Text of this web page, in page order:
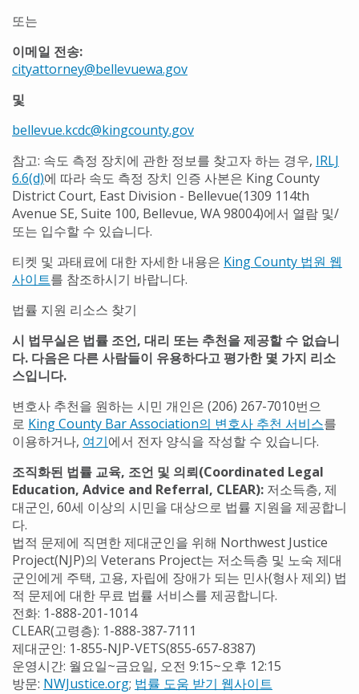
또는
이메일 전송:
cityattorney@bellevuewa.gov
및
bellevue.kcdc@kingcounty.gov
참고: 속도 측정 장치에 관한 정보를 찾고자 하는 경우, IRLJ
6.6(d)에 따라 속도 측정 장치 인증 사본은 King County
District Court, East Division - Bellevue(1309 114th
Avenue SE, Suite 100, Bellevue, WA 98004)에서 열람 및/
또는 입수할 수 있습니다.
티켓 및 과태료에 대한 자세한 내용은 King County 법원 웹
사이트를 참조하시기 바랍니다.
​법률 지원 리소스 찾기
시 법무실은 법률 조언, 대리 또는 추천을 제공할 수 없습니
다. 다음은 다른 사람들이 유용하다고 평가한 몇 가지 리소
스입니다.
변호사 추천을 원하는 시민 개인은 (206) 267-7010번으
로 King County Bar Association의 변호사 추천 서비스를
이용하거나, 여기에서 전자 양식을 작성할 수 있습니다.
조직화된 법률 교육, 조언 및 의뢰(Coordinated Legal
Education, Advice and Referral, CLEAR): 저소득층, 제
대군인, 60세 이상의 시민을 대상으로 법률 지원을 제공합니
다.
법적 문제에 직면한 제대군인을 위해 Northwest Justice
Project(NJP)의 Veterans Project는 저소득층 및 노숙 제대
군인에게 주택, 고용, 자립에 장애가 되는 민사(형사 제외) 법
적 문제에 대한 무료 법률 서비스를 제공합니다.
전화: 1-888-201-1014
CLEAR(고령층): 1-888-387-7111
제대군인: 1-855-NJP-VETS(855-657-8387)
운영시간: 월요일~금요일, 오전 9:15~오후 12:15
방문: NWJustice.org; 법률 도움 받기 웹사이트